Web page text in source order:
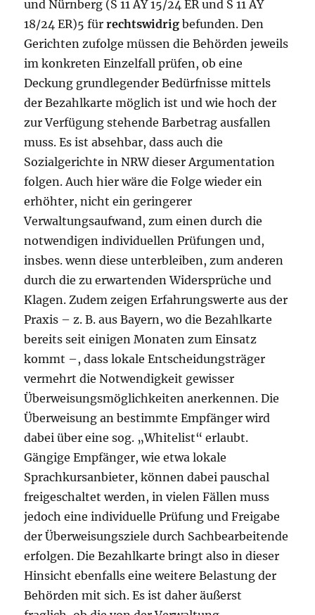
und Nürnberg (S 11 AY 15/24 ER und S 11 AY
18/24 ER)5 fürrechtswidrig befunden. Den
Gerichten zufolge müssen die Behörden jeweils
im konkreten Einzelfall prüfen, ob eine
Deckung grundlegender Bedürfnisse mittels
der Bezahlkarte möglich ist und wie hoch der
zur Verfügung stehende Barbetrag ausfallen
muss. Es ist absehbar, dass auch die
Sozialgerichte in NRW dieser Argumentation
folgen. Auch hier wäre die Folge wieder ein
erhöhter, nicht ein geringerer
Verwaltungsaufwand, zum einen durch die
notwendigen individuellen Prüfungen und,
insbes. wenn diese unterbleiben, zum anderen
durch die zu erwartenden Widersprüche und
Klagen. Zudem zeigen Erfahrungswerte aus der
Praxis – z. B. aus Bayern, wo die Bezahlkarte
bereits seit einigen Monaten zum Einsatz
kommt –, dass lokale Entscheidungsträger
vermehrt die Notwendigkeit gewisser
Überweisungsmöglichkeiten anerkennen. Die
Überweisung an bestimmte Empfänger wird
dabei über eine sog. „Whitelist“ erlaubt.
Gängige Empfänger, wie etwa lokale
Sprachkursanbieter, können dabei pauschal
freigeschaltet werden, in vielen Fällen muss
jedoch eine individuelle Prüfung und Freigabe
der Überweisungsziele durch Sachbearbeitende
erfolgen. Die Bezahlkarte bringt also in dieser
Hinsicht ebenfalls eine weitere Belastung der
Behörden mit sich. Es ist daher äußerst